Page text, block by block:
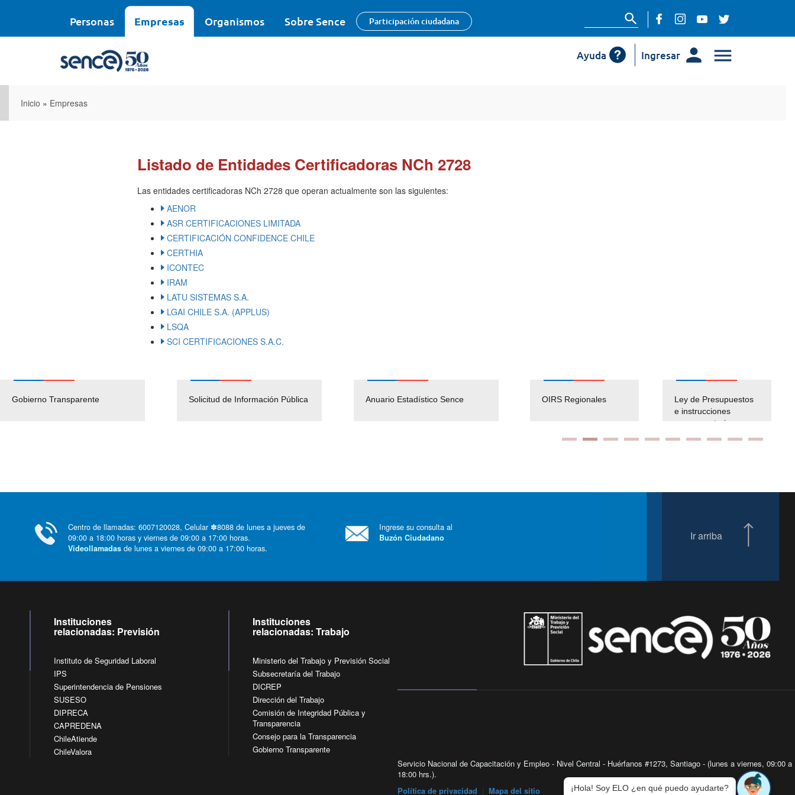
Personas Empresas Organismos Sobre Sence Participación ciudadana
Ingresar
Ayuda
Inicio » Empresas
Listado de Entidades Certificadoras NCh 2728
Las entidades certificadoras NCh 2728 que operan actualmente son las siguientes:
AENOR
ASR CERTIFICACIONES LIMITADA
CERTIFICACIÓN CONFIDENCE CHILE
CERTHIA
ICONTEC
IRAM
LATU SISTEMAS S.A.
LGAI CHILE S.A. (APPLUS)
LSQA
SCI CERTIFICACIONES S.A.C.
Gobierno Transparente Solicitud de Información Pública Anuario Estadístico Sence
Pago Proveedores
Empleos Públicos
Solicitud Audiencias y
OIRS Regionales
Ley de Presupuestos
e instrucciones
presuspuetarias
Centro de llamadas: 6007120028, Celular ✽8088 de lunes a jueves de
09:00 a 18:00 horas y viernes de 09:00 a 17:00 horas.
Videollamadas de lunes a viernes de 09:00 a 17:00 horas.
Ingrese su consulta al
Buzón Ciudadano Ir arriba
Instituciones
relacionadas: Previsión
Instituto de Seguridad Laboral
IPS
Superintendencia de Pensiones
SUSESO
DIPRECA
CAPREDENA
ChileAtiende
ChileValora
Instituciones
relacionadas: Trabajo
Ministerio del Trabajo y Previsión Social
Subsecretaría del Trabajo
DICREP
Dirección del Trabajo
Comisión de Integridad Pública y
Transparencia
Consejo para la Transparencia
Gobierno Transparente
Servicio Nacional de Capacitación y Empleo - Nivel Central - Huérfanos #1273, Santiago - (lunes a viernes, 09:00 a
18:00 hrs.).
Política de privacidad
Mapa del sitio ¡Hola! Soy ELO ¿en qué puedo ayudarte?